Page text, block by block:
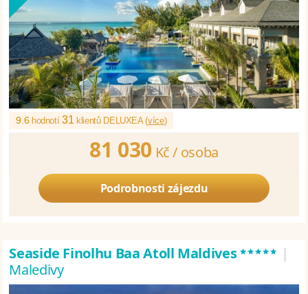
9.6 hodnotí31 klientů DELUXEA (více)
81 030 Kč / osoba
Podrobnosti zájezdu
Seaside Finolhu Baa Atoll Maldives***** |
Maledivy